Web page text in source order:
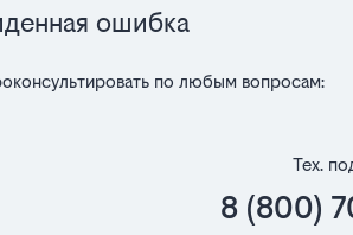
ошибка
по любым вопросам:
Тех.
8 (800)